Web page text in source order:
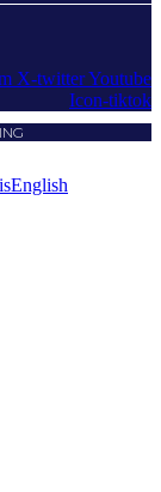
X-twitterYoutube
Icon-tiktok
English